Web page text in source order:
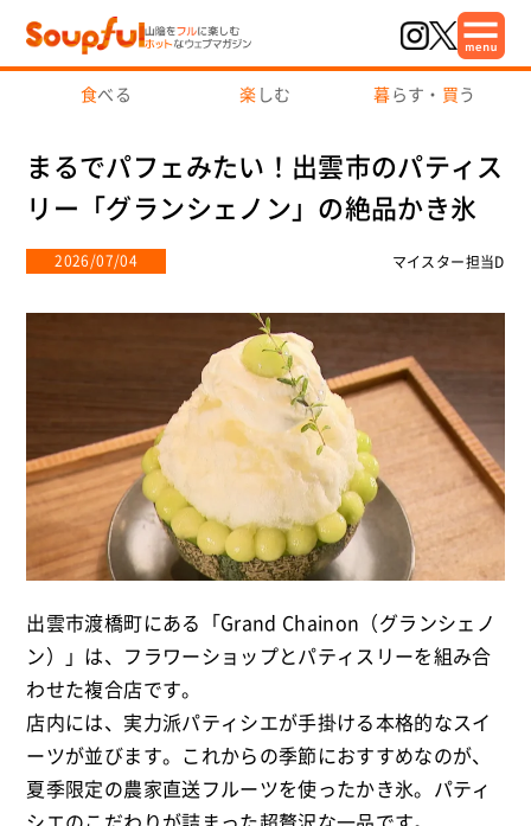
食べる 楽 しむ 暮らす・ 買う
まるでパフェみたい！出雲市のパティス
リー「グランシェノン」の絶品かき氷
2026/07/04 マイスター担当D
出雲市渡橋町にある「Grand Chainon（グランシェノ
ン）」は、フラワーショップとパティスリーを組み合
わせた複合店です。
店内には、実力派パティシエが手掛ける本格的なスイ
ーツが並びます。これからの季節におすすめなのが、
夏季限定の農家直送フルーツを使ったかき氷。パティ